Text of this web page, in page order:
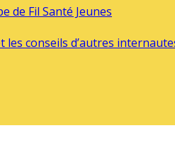
de Fil Santé Jeunes
conseils d’autres